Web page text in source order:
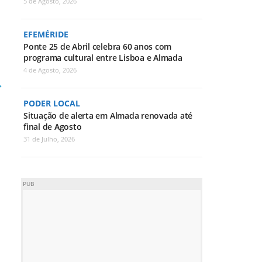
EFEMÉRIDE
Ponte 25 de Abril celebra 60 anos com
programa cultural entre Lisboa e Almada
4 de Agosto, 2026
PODER LOCAL
Situação de alerta em Almada renovada até
final de Agosto
31 de Julho, 2026
PUB